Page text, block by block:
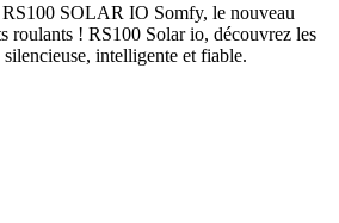
RS100 SOLAR IO Somfy, le nouveau
roulants ! RS100 Solar io, découvrez les
intelligente et fiable.